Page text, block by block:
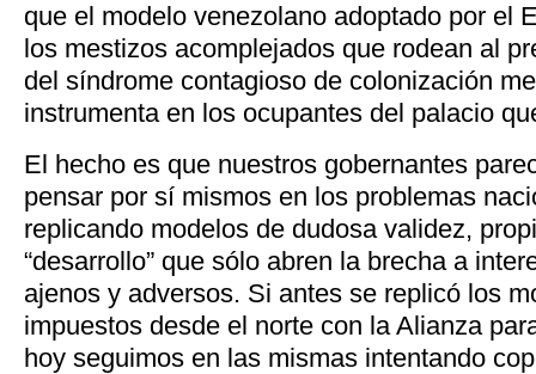
que el modelo venezolano adoptado por el
los mestizos acomplejados que rodean al
del síndrome contagioso de colonización
instrumenta en los ocupantes del palacio
El hecho es que nuestros gobernantes
pensar por sí mismos en los problemas
replicando modelos de dudosa validez,
“desarrollo” que sólo abren la brecha a
ajenos y adversos. Si antes se replicó los
impuestos desde el norte con la Alianza
hoy seguimos en las mismas intentando